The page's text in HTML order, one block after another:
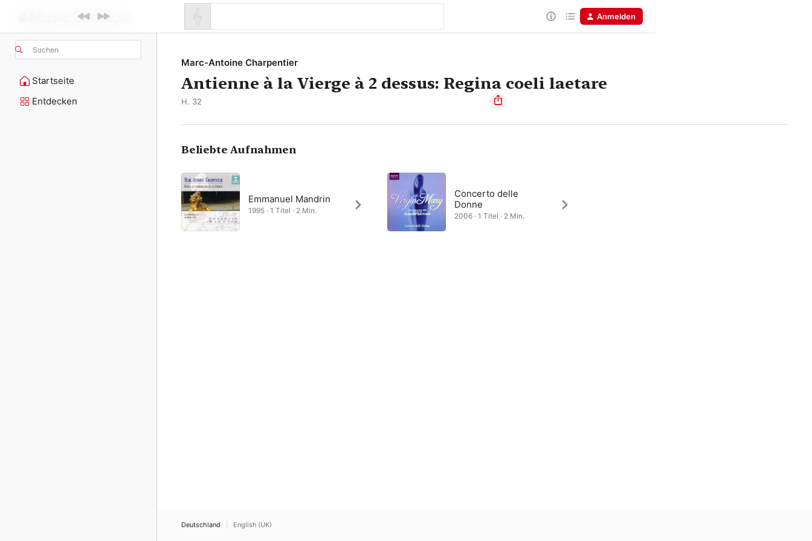
Suchen
Startseite
Entdecken
Anmelden
Marc-Antoine Charpentier
Antienne à la Vierge à 2 dessus: Regina coeli laetare
H. 32
Beliebte Aufnahmen
Emmanuel Mandrin
1995 · 1 Titel · 2 Min.
Concerto delle
Donne
2006 · 1 Titel · 2 Min.
Deutschland English (UK)